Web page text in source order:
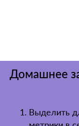
Домашнее
Выделить